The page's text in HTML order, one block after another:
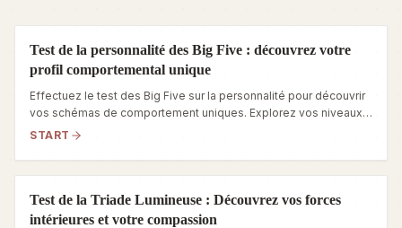
Test de la personnalité des Big Five : découvrez votre
profil comportemental unique
Effectuez le test des Big Five sur la personnalité pour découvrir
vos schémas de comportement uniques. Explorez vos niveaux
d’Ouverture, de Conscience, d’Extraversion, de Convivialité et
START
Test de la Triade Lumineuse : Découvrez vos forces
intérieures et votre compassion